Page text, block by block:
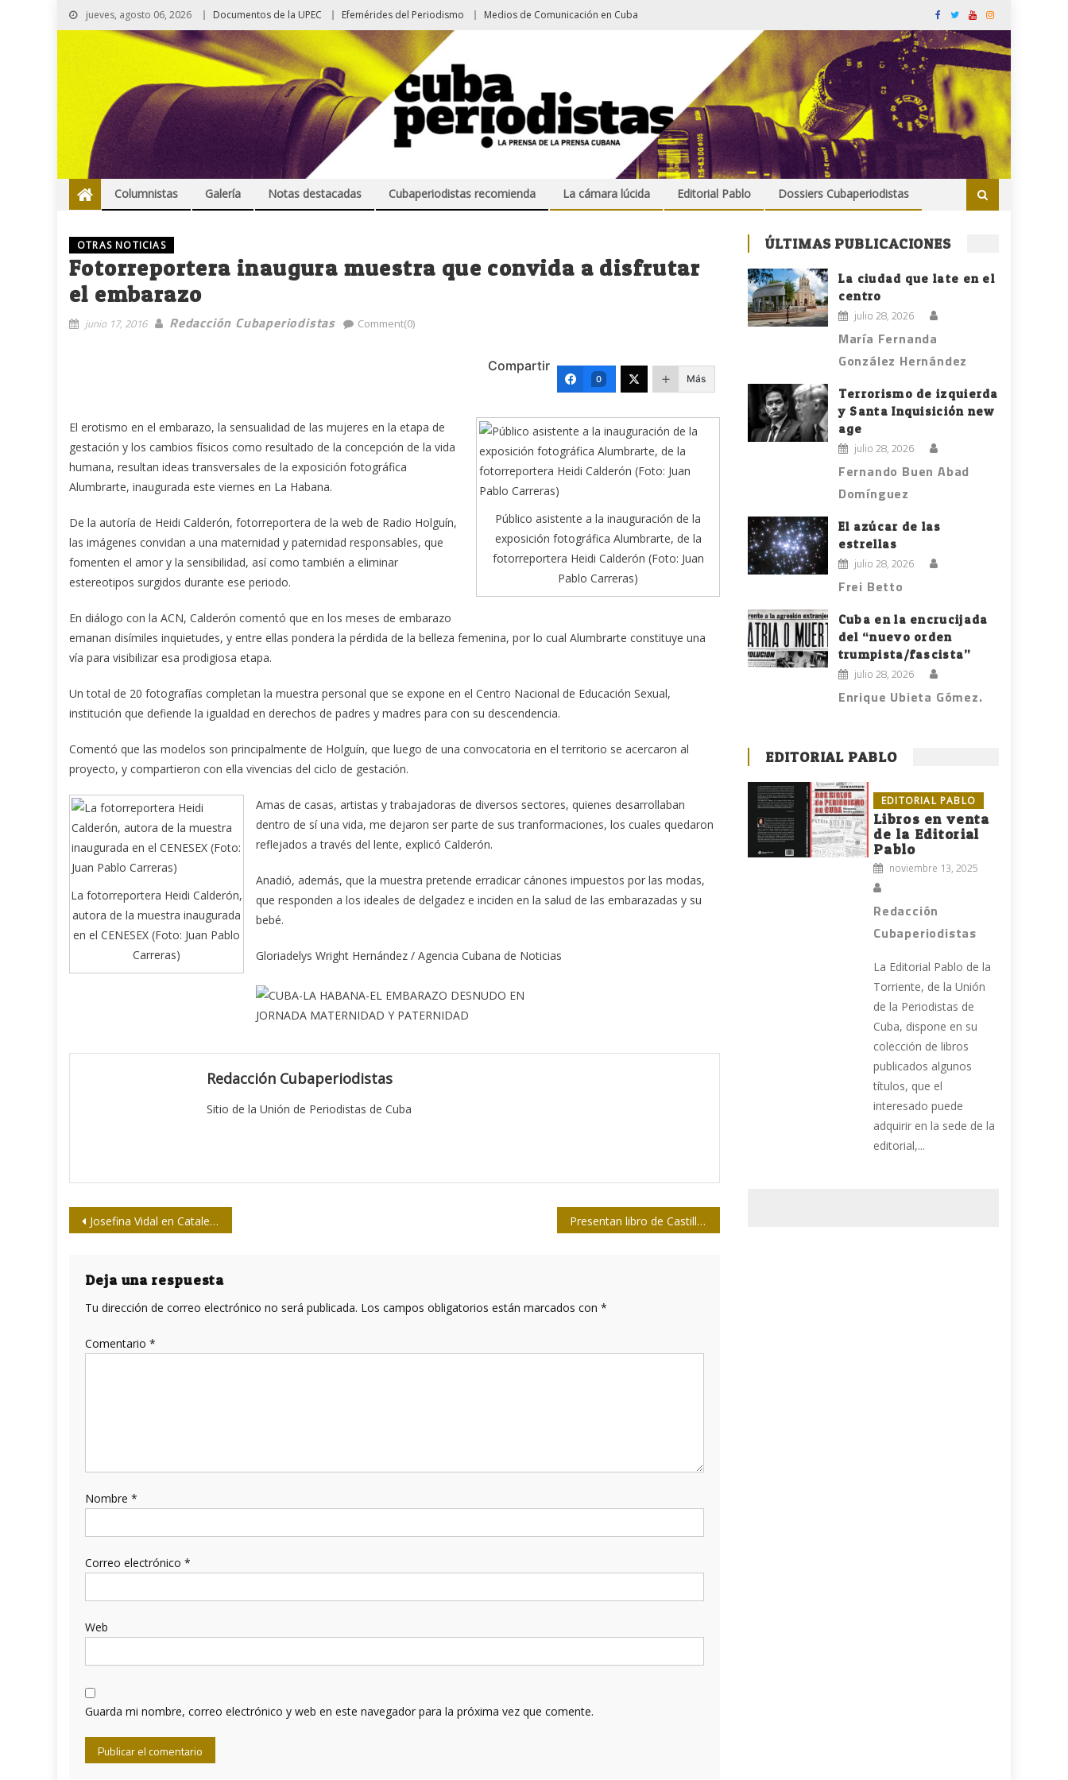
jueves, agosto 06, 2026 Documentos de la UPEC Efemérides del Periodismo Medios de Comunicación en Cuba
Columnistas Galería Notas destacadas Cubaperiodistas recomienda La cámara lúcida Editorial Pablo Dossiers Cubaperiodistas
OTRAS NOTICIAS
Fotorreportera inaugura muestra que convida a disfrutar
el embarazo
junio 17, 2016 Redacción Cubaperiodistas Comment(0)
Compartir
0 Más
Público asistente a la inauguración de la
exposición fotográfica Alumbrarte, de la
fotorreportera Heidi Calderón (Foto: Juan
Pablo Carreras)
El erotismo en el embarazo, la sensualidad de las mujeres en la etapa de
gestación y los cambios físicos como resultado de la concepción de la vida
humana, resultan ideas transversales de la exposición fotográfica
Alumbrarte, inaugurada este viernes en La Habana.
De la autoría de Heidi Calderón, fotorreportera de la web de Radio Holguín,
las imágenes convidan a una maternidad y paternidad responsables, que
fomenten el amor y la sensibilidad, así como también a eliminar
estereotipos surgidos durante ese periodo.
En diálogo con la ACN, Calderón comentó que en los meses de embarazo
emanan disímiles inquietudes, y entre ellas pondera la pérdida de la belleza femenina, por lo cual Alumbrarte constituye una
vía para visibilizar esa prodigiosa etapa.
Un total de 20 fotografías completan la muestra personal que se expone en el Centro Nacional de Educación Sexual,
institución que defiende la igualdad en derechos de padres y madres para con su descendencia.
Comentó que las modelos son principalmente de Holguín, que luego de una convocatoria en el territorio se acercaron al
proyecto, y compartieron con ella vivencias del ciclo de gestación.
La fotorreportera Heidi Calderón,
autora de la muestra inaugurada
en el CENESEX (Foto: Juan Pablo
Carreras)
Amas de casas, artistas y trabajadoras de diversos sectores, quienes desarrollaban
dentro de sí una vida, me dejaron ser parte de sus tranformaciones, los cuales quedaron
reflejados a través del lente, explicó Calderón.
Anadió, además, que la muestra pretende erradicar cánones impuestos por las modas,
que responden a los ideales de delgadez e inciden en la salud de las embarazadas y su
bebé.
Gloriadelys Wright Hernández / Agencia Cubana de Noticias
Redacción Cubaperiodistas
Sitio de la Unión de Periodistas de Cuba
Navegación
entradas
Josefina Vidal en Catalejo de la Upec Presentan libro de Castillo Bernal sobre la vida del Che
Deja una respuesta
Tu dirección de correo electrónico no será publicada. Los campos obligatorios están marcados con *
Comentario *
Nombre *
Correo electrónico *
Web
Guarda mi nombre, correo electrónico y web en este navegador para la próxima vez que comente.
ÚLTIMAS PUBLICACIONES
La ciudad que late en el
centro
julio 28, 2026
María Fernanda
González Hernández
Terrorismo de izquierda
y Santa Inquisición new
age
julio 28, 2026
Fernando Buen Abad
Domínguez
El azúcar de las
estrellas
julio 28, 2026
Frei Betto
Cuba en la encrucijada
del “nuevo orden
trumpista/fascista”
julio 28, 2026
Enrique Ubieta Gómez.
EDITORIAL PABLO
EDITORIAL PABLO
Libros en venta
de la Editorial
Pablo
noviembre 13, 2025
Redacción
Cubaperiodistas
La Editorial Pablo de la
Torriente, de la Unión
de la Periodistas de
Cuba, dispone en su
colección de libros
publicados algunos
títulos, que el
interesado puede
adquirir en la sede de la
editorial,...